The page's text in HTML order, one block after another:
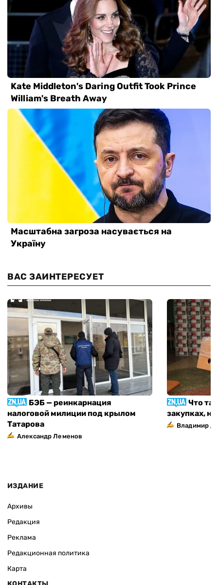
ВАС ЗАИНТЕРЕСУЕТ
БЭБ — реинкарнация
налоговой милиции под крылом
Татарова
Александр Леменов
Что
закупках,
Владимир
ИЗДАНИЕ
Архивы
Редакция
Реклама
Редакционная политика
Карта